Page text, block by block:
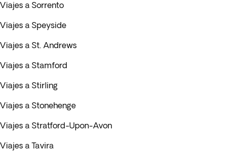
Viajes a Sorrento
Viajes a Speyside
Viajes a St. Andrews
Viajes a Stamford
Viajes a Stirling
Viajes a Stonehenge
Viajes a Stratford-Upon-Avon
Viajes a Tavira